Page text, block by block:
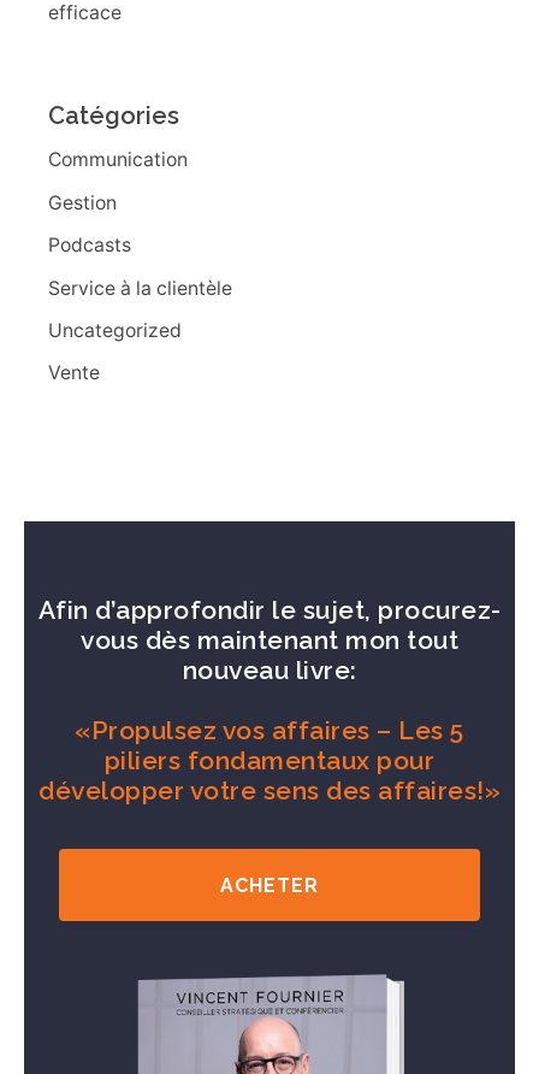
efficace
Catégories
Communication
Gestion
Podcasts
Service à la clientèle
Uncategorized
Vente
Afin d’approfondir le sujet, procurez-
vous dès maintenant mon tout
nouveau livre:
«Propulsez vos affaires – Les 5
piliers fondamentaux pour
développer votre sens des affaires!»
ACHETER